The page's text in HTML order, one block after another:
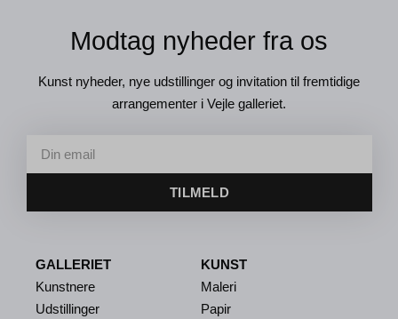
Modtag nyheder fra os
Kunst nyheder, nye udstillinger og invitation til fremtidige
arrangementer i Vejle galleriet.
TILMELD
GALLERIET
Kunstnere
Udstillinger
KUNST
Maleri
Papir